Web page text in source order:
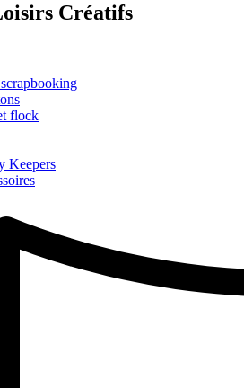
Créatifs
flock
Keepers